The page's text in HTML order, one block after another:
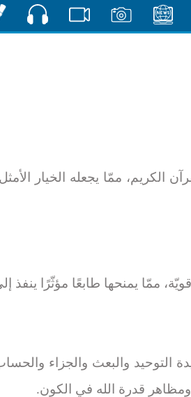
في القرآن الكريم، ممّا يجعله الخيار
ممّا يمنحها طابعًا مؤثّرًا ينفذ
والبعث والجزاء
قدرة الله في الكون.